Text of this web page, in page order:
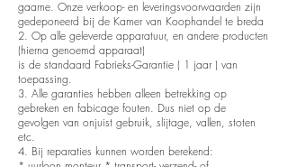
gaarne. Onze verkoop- en leveringsvoorwaarden zijn
gedeponeerd bij de Kamer van Koophandel te breda
2. Op alle geleverde apparatuur, en andere producten
(hierna genoemd apparaat)
is de standaard Fabrieks-Garantie ( 1 jaar ) van
toepassing.
3. Alle garanties hebben alleen betrekking op
gebreken en fabicage fouten. Dus niet op de
gevolgen van onjuist gebruik, slijtage, vallen, stoten
etc.
4. Bij reparaties kunnen worden berekend: